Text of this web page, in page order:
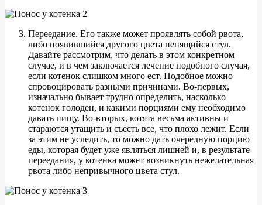
Переедание. Его также может проявлять собой рвота,
либо появившийся другого цвета пенящийся стул.
Давайте рассмотрим, что делать в этом конкретном
случае, и в чем заключается лечение подобного случая,
если котенок слишком много ест. Подобное можно
спровоцировать разными причинами. Во-первых,
изначально бывает трудно определить, насколько
котенок голоден, и какими порциями ему необходимо
давать пищу. Во-вторых, котята весьма активны и
стараются утащить и съесть все, что плохо лежит. Если
за этим не уследить, то можно дать очередную порцию
еды, которая будет уже являться лишней и, в результате
переедания, у котенка может возникнуть нежелательная
рвота либо непривычного цвета стул.